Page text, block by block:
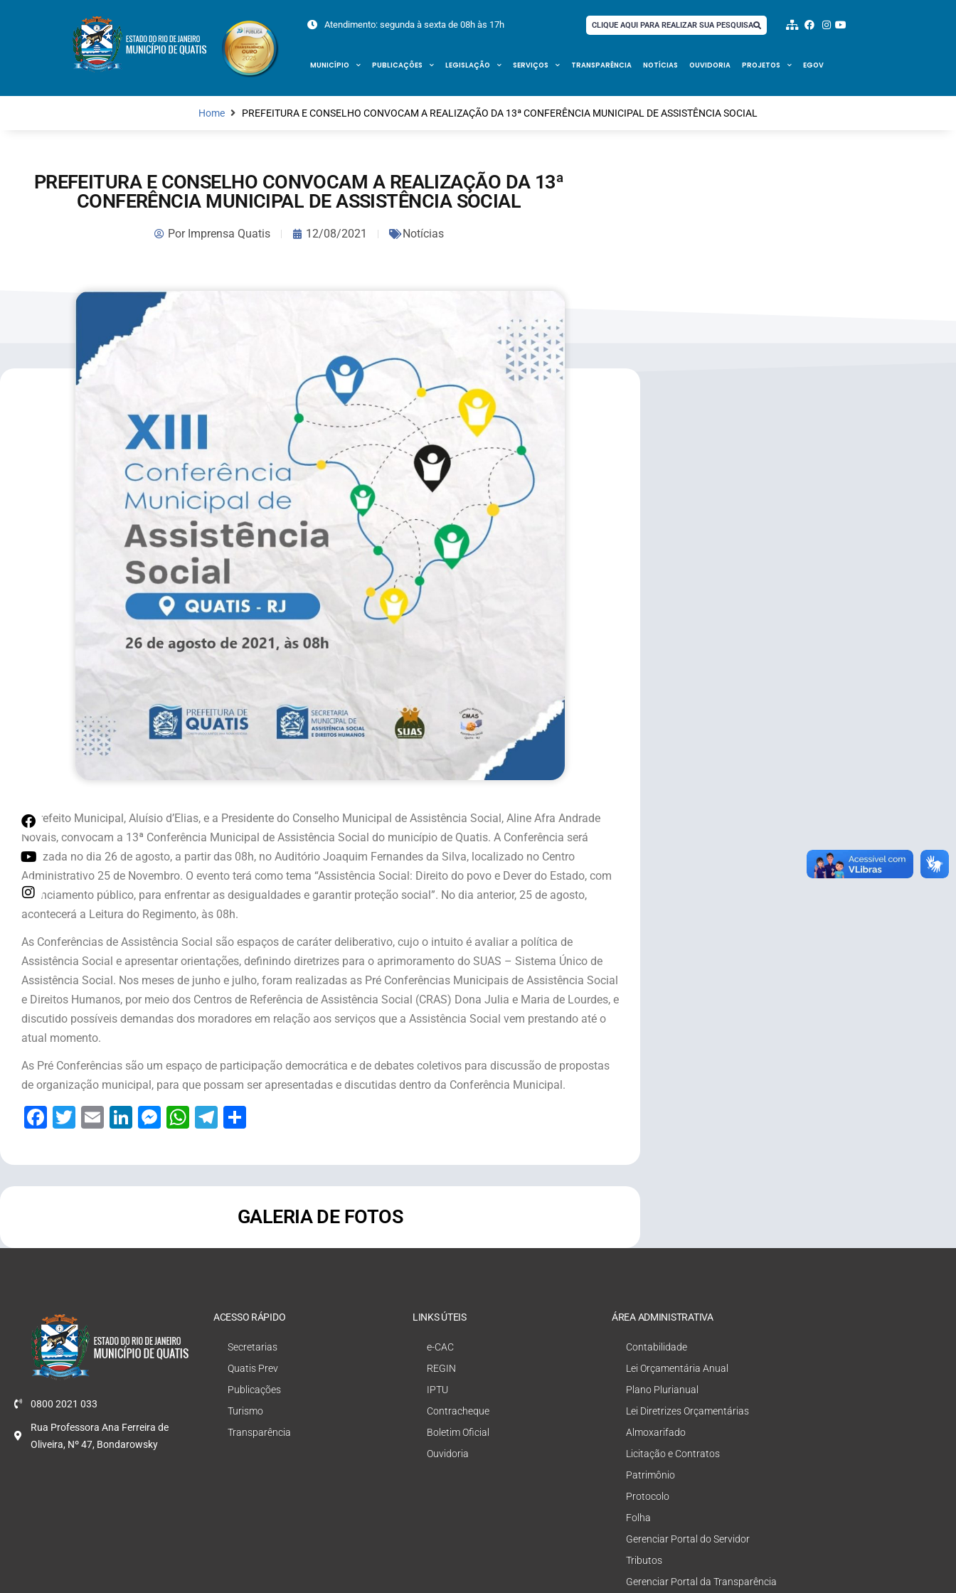
Atendimento: segunda à sexta de 08h às 17h CLIQUE AQUI PARA REALIZAR SUA PESQUISA
MUNICÍPIO PUBLICAÇÕES LEGISLAÇÃO SERVIÇOS TRANSPARÊNCIA NOTÍCIAS OUVIDORIA PROJETOS EGOV
Home PREFEITURA E CONSELHO CONVOCAM A REALIZAÇÃO DA 13ª CONFERÊNCIA MUNICIPAL DE ASSISTÊNCIA SOCIAL
PREFEITURA E CONSELHO CONVOCAM A REALIZAÇÃO DA 13ª
CONFERÊNCIA MUNICIPAL DE ASSISTÊNCIA SOCIAL
PorImprensa Quatis 12/08/2021 Notícias
O Prefeito Municipal, Aluísio d’Elias, e a Presidente do Conselho Municipal de Assistência Social, Aline Afra Andrade
Novais, convocam a 13ª Conferência Municipal de Assistência Social do município de Quatis. A Conferência será
realizada no dia 26 de agosto, a partir das 08h, no Auditório Joaquim Fernandes da Silva, localizado no Centro
Administrativo 25 de Novembro. O evento terá como tema “Assistência Social: Direito do povo e Dever do Estado, com
financiamento público, para enfrentar as desigualdades e garantir proteção social”. No dia anterior, 25 de agosto,
acontecerá a Leitura do Regimento, às 08h.
As Conferências de Assistência Social são espaços de caráter deliberativo, cujo o intuito é avaliar a política de
Assistência Social e apresentar orientações, definindo diretrizes para o aprimoramento do SUAS – Sistema Único de
Assistência Social. Nos meses de junho e julho, foram realizadas as Pré Conferências Municipais de Assistência Social
e Direitos Humanos, por meio dos Centros de Referência de Assistência Social (CRAS) Dona Julia e Maria de Lourdes, e
discutido possíveis demandas dos moradores em relação aos serviços que a Assistência Social vem prestando até o
atual momento.
As Pré Conferências são um espaço de participação democrática e de debates coletivos para discussão de propostas
de organização municipal, para que possam ser apresentadas e discutidas dentro da Conferência Municipal.
Facebook
Twitter
EmailLinkedIn
Messenger
WhatsApp
Telegram
GALERIA DE FOTOS
0800 2021 033
Rua Professora Ana Ferreira de
Oliveira, Nº 47, Bondarowsky
ACESSO RÁPIDO
Secretarias
Quatis Prev
Publicações
Turismo
Transparência
LINKS ÚTEIS
e-CAC
REGIN
IPTU
Contracheque
Boletim Oficial
Ouvidoria
ÁREA ADMINISTRATIVA
Contabilidade
Lei Orçamentária Anual
Plano Plurianual
Lei Diretrizes Orçamentárias
Almoxarifado
Licitação e Contratos
Patrimônio
Protocolo
Folha
Gerenciar Portal do Servidor
Tributos
Gerenciar Portal da Transparência